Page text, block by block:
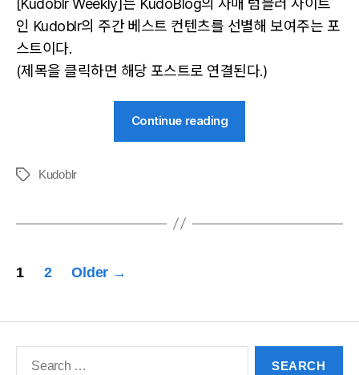
[Kudoblr Weekly]는 KudoBlog의 자매 텀블러 사이트
인 Kudoblr의 주간 베스트 컨텐츠를 선별해 보여주는 포
스트이다.
(제목을 클릭하면 해당 포스트로 연결된다.)
Continue reading
Tags Kudoblr
글
이
지
1 2 Older →